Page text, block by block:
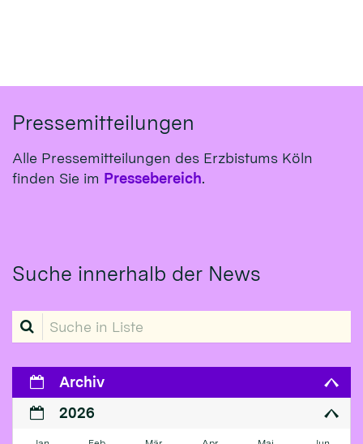
Pressemitteilungen
Alle Pressemitteilungen des Erzbistums Köln
finden Sie im Pressebereich.
Suche innerhalb der News
Suche in Liste
Archiv
2026